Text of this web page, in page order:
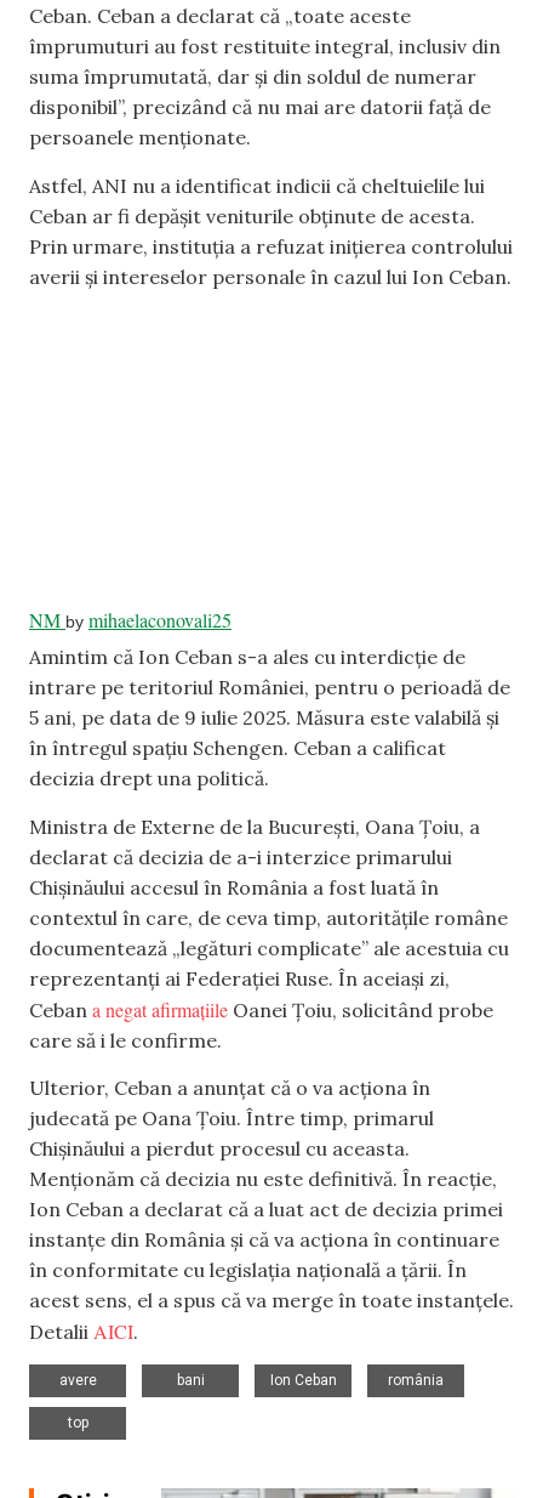
Ceban. Ceban a declarat că „toate aceste
împrumuturi au fost restituite integral, inclusiv din
suma împrumutată, dar și din soldul de numerar
disponibil”, precizând că nu mai are datorii față de
persoanele menționate.
Astfel, ANI nu a identificat indicii că cheltuielile lui
Ceban ar fi depășit veniturile obținute de acesta.
Prin urmare, instituția a refuzat inițierea controlului
averii și intereselor personale în cazul lui Ion Ceban.
NM by mihaelaconovali25
Amintim că Ion Ceban s-a ales cu interdicție de
intrare pe teritoriul României, pentru o perioadă de
5 ani, pe data de 9 iulie 2025. Măsura este valabilă și
în întregul spațiu Schengen. Ceban a calificat
decizia drept una politică.
Ministra de Externe de la București, Oana Țoiu, a
declarat că decizia de a-i interzice primarului
Chișinăului accesul în România a fost luată în
contextul în care, de ceva timp, autoritățile române
documentează „legături complicate” ale acestuia cu
reprezentanți ai Federației Ruse. În aceiași zi,
Ceban a negat afirmațiile Oanei Țoiu, solicitând probe
care să i le confirme.
Ulterior, Ceban a anunțat că o va acționa în
judecată pe Oana Țoiu. Între timp, primarul
Chișinăului a pierdut procesul cu aceasta.
Menționăm că decizia nu este definitivă. În reacție,
Ion Ceban a declarat că a luat act de decizia primei
instanțe din România și că va acționa în continuare
în conformitate cu legislația națională a țării. În
acest sens, el a spus că va merge în toate instanțele.
Detalii AICI.
avere
bani
Ion Ceban
românia
top